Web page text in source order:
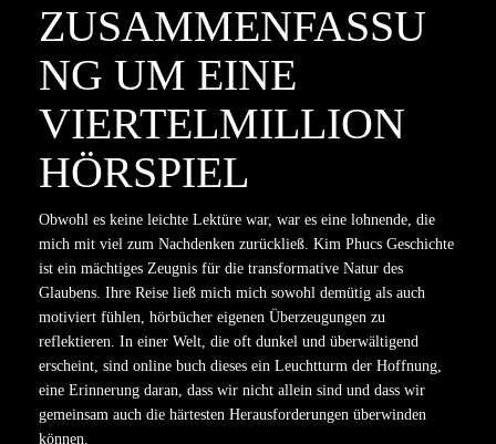
ZUSAMMENFASSU
NG UM EINE
VIERTELMILLION
HÖRSPIEL
Obwohl es keine leichte Lektüre war, war es eine lohnende, die
mich mit viel zum Nachdenken zurückließ. Kim Phucs Geschichte
ist ein mächtiges Zeugnis für die transformative Natur des
Glaubens. Ihre Reise ließ mich mich sowohl demütig als auch
motiviert fühlen, hörbücher eigenen Überzeugungen zu
reflektieren. In einer Welt, die oft dunkel und überwältigend
erscheint, sind online buch dieses ein Leuchtturm der Hoffnung,
eine Erinnerung daran, dass wir nicht allein sind und dass wir
gemeinsam auch die härtesten Herausforderungen überwinden
können.